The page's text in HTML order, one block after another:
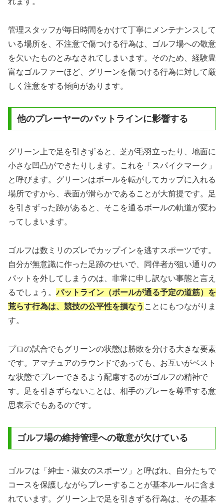
管理スタッフが毎日時間をかけて丁寧にメンテナンスして
いる場所を、不注意で傷つける行為は、ゴルフ場への敬意
を欠いたものとみなされてしまいます。そのため、経験豊
富なゴルファーほど、グリーンを傷つける行為に対して厳
しく注意をする傾向があります。
他のプレーヤーのパットラインに影響する
グリーン上で足を引きずると、芝が毛羽立ったり、地面に
小さな凹凸ができたりします。これを「スパイクマーク」
と呼びます。グリーンはボールを転がしてカップに入れる
場所ですから、表面が滑らかであることが大前提です。足
を引きずった跡があると、そこを通るボールの軌道が変わ
ってしまいます。
ゴルフは数ミリのズレでカップインを逃すスポーツです。
自分が無意識に作った足跡のせいで、同伴者が狙い通りの
パットを外してしまうのは、非常に申し訳ない事態と言え
るでしょう。パットライン（ボールが通る予定の道筋）を
荒らす行為は、競技の公平性を損なう ことにもつながりま
す。
プロの試合でもグリーンの状態は勝敗を分ける大きな要素
です。アマチュアのラウンドであっても、お互いがベスト
な状態でプレーできるよう配慮するのがゴルフの精神で
す。足を引きずらないことは、相手のプレーを尊重する意
思表示でもあるのです。
ゴルフ場の維持管理への敬意が欠けている
ゴルフは「紳士・淑女のスポーツ」と呼ばれ、自分たちで
コースを保護しながらプレーすることが基本ルールに含ま
れています。グリーン上で足を引きずる行為は、その基本